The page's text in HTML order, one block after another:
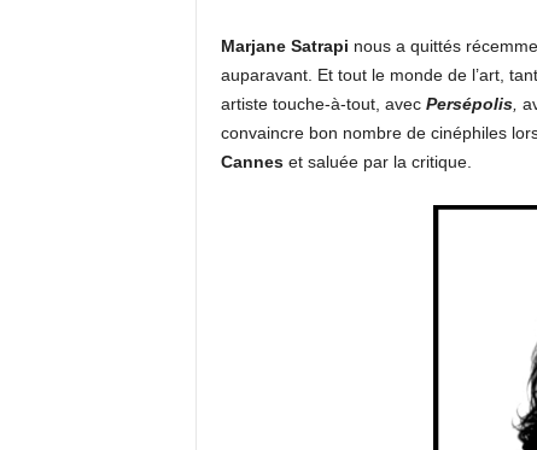
Marjane Satrapi nous a quittés
auparavant. Et tout le monde de l’art,
artiste touche-à-tout, avec Persépolis,
convaincre bon nombre de cinéphiles
Canneset saluée par la critique.